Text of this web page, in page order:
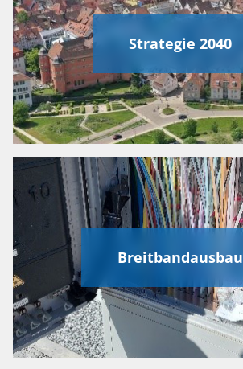
Strategie 2040
Breitbandausbau